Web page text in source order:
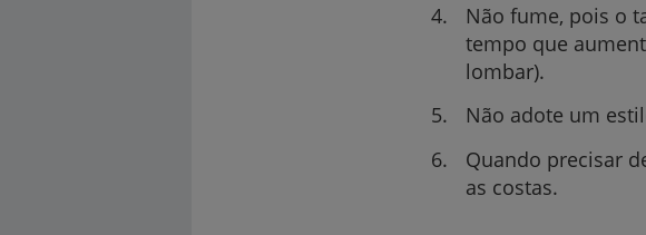
Não fume, pois o
tempo que
lombar).
Não adote um
Quando precisar
as costas.